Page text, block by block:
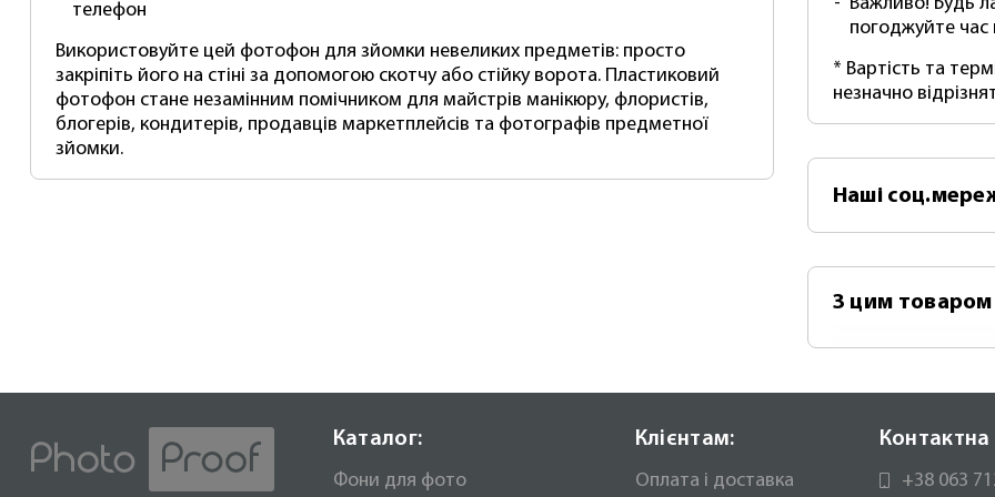
телефон
Використовуйте цей фотофон для зйомки невеликих предметів: просто
закріпіть його на стіні за допомогою скотчу або стійку ворота. Пластиковий
фотофон стане незамінним помічником для майстрів манікюру, флористів,
блогерів, кондитерів, продавців маркетплейсів та фотографів предметної
зйомки.
погоджуйте
* Вартість та
незначно
Наші
З цим
Каталог:
Фони для фото
Клієнтам:
Оплата і доставка
Контактна
+38 063